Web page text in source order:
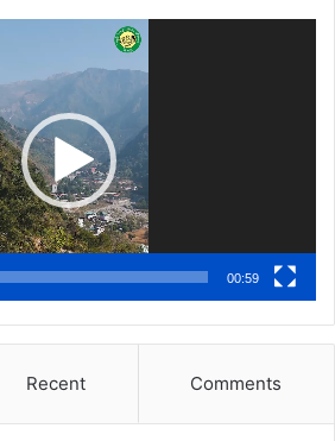
00:59
Recent Comments